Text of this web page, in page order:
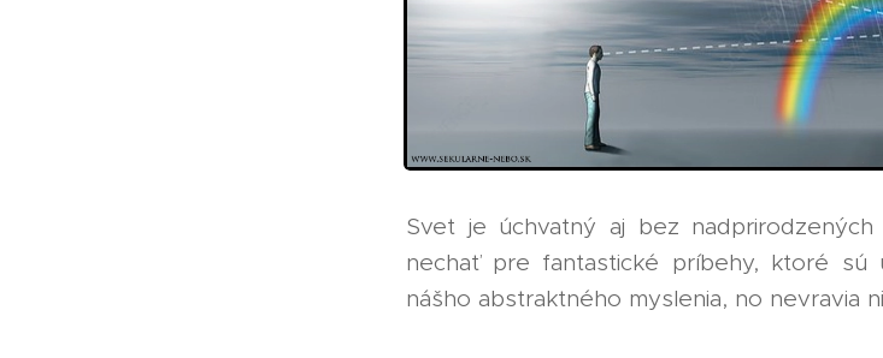
Svet je úchvatný aj bez
nechať pre fantastické príbehy, ktoré sú
nášho abstraktného myslenia, no nevravia